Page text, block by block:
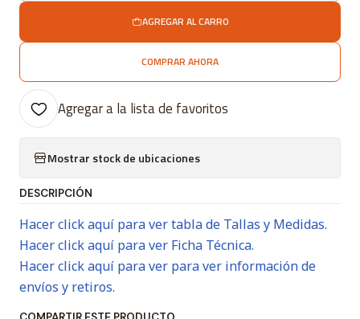
AGREGAR AL CARRO
COMPRAR AHORA
Agregar a la lista de favoritos
Mostrar stock de ubicaciones
DESCRIPCIÓN
Hacer click aquí para ver tabla de Tallas y Medidas.
Hacer click aquí para ver Ficha Técnica.
Hacer click aquí para ver para ver información de
envíos y retiros.